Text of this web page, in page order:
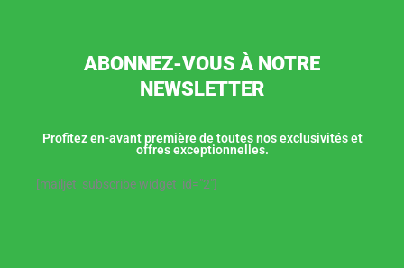
ABONNEZ-VOUS À NOTRE
NEWSLETTER
Profitez en-avant première de toutes nos exclusivités et
offres exceptionnelles.
[mailjet_subscribe widget_id="2"]